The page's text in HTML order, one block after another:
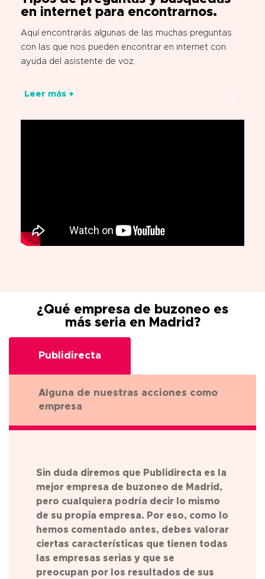
en internet para encontrarnos.
Aquí encontrarás algunas de las muchas preguntas
con las que nos pueden encontrar en internet con
ayuda del asistente de voz.
Leer más +
¿Qué empresa de buzoneo es
más seria en Madrid?
Publidirecta
Alguna de nuestras acciones como
empresa
Sin duda diremos que Publidirecta es la
mejor empresa de buzoneo de Madrid ,
pero cualquiera podría decir lo mismo
de su propia empresa. Por eso, como lo
hemos comentado antes, debes valorar
ciertas características que tienen todas
las empresas serias y que se
preocupan por los resultados de sus